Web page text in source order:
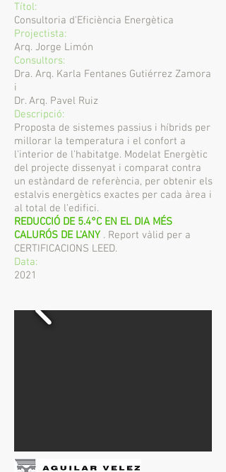
Títol:
Consultoria d'Eficiència Energètica
Projectista:
Arq. Jorge Limón
Consultors:
Dra. Arq. Karla Fentanes Gutiérrez Zamora
i
Dr. Arq. Pavel Ruiz
Descripció:
Proposta de sistemes passius i híbrids per
millorar la temperatura i el confort a
l'interior de l'habitatge. Modelat Energètic
del projecte dissenyat i comparat contra
un estàndard de referència, per obtenir els
estalvis energètics exactes per cada àrea i
al total de l'edifici.
REDUCCIÓ DE 5.4°C EN EL DIA MÉS
CALURÓS DE L'ANY . Report vàlid per a
CERTIFICACIONS LEED.
Data:
2021